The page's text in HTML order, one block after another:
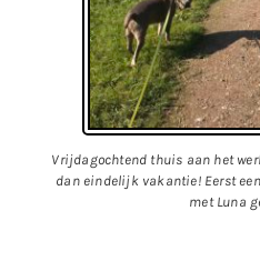
Vrijdagochtend thuis aan het
dan eindelijk vakantie! Eerst
met Luna